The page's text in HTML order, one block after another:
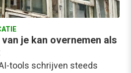
je kan overnemen als
tools schrijven steeds